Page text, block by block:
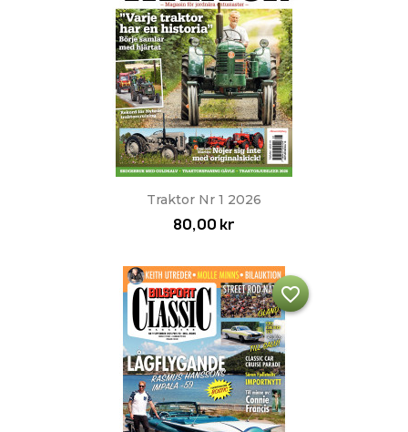
Traktor Nr 1 2026
80,00 kr
favorite_border